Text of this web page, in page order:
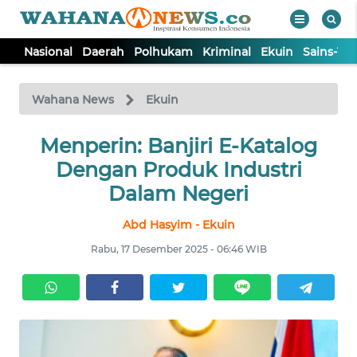
Nasional Daerah Polhukam Kriminal Ekuin Sains-
Wahana News Ekuin
Menperin: Banjiri E-Katalog
Dengan Produk Industri
Dalam Negeri
Abd Hasyim - Ekuin
Rabu, 17 Desember 2025 - 06:46 WIB
TV
Tutup
NASIONAL
KRIMINAL
EKUIN